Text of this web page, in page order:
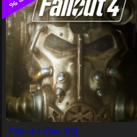
Fallout 4 [One, X|S]